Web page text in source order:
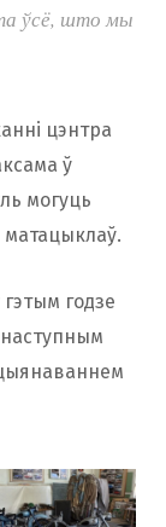
ўсё, што мы
цэнтра
ў
могуць
матацыклаў.
годзе
наступным